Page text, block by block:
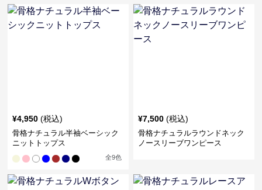
¥4,950 (税込)
骨格ナチュラル半袖ベーシック
ニットトップス
全9色
¥7,500 (税込)
骨格ナチュラルラウンドネック
ノースリーブワンピース